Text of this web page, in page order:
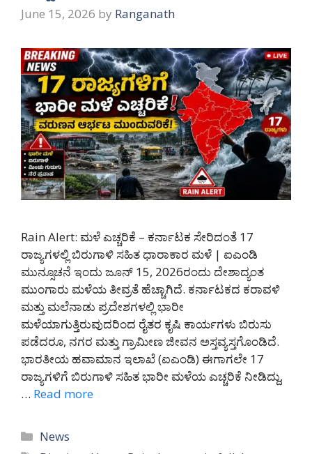
June 15, 2026 by Ranganath
Rain Alert: ಮಳೆ ಎಚ್ಚರಿಕೆ – ಕರ್ನಾಟಕ ಸೇರಿದಂತೆ 17
ರಾಜ್ಯಗಳಲ್ಲಿ ಬಿರುಗಾಳಿ ಸಹಿತ ಧಾರಾಕಾರ ಮಳೆ | ಐಎಂಡಿ
ಮುನ್ಸೂಚನೆ ಇಂದು ಜೂನ್ 15, 2026ರಂದು ದೇಶಾದ್ಯಂತ
ಮುಂಗಾರು ಮಳೆಯ ತೀವ್ರತೆ ಹೆಚ್ಚಾಗಿದೆ. ಕರ್ನಾಟಕದ ಕರಾವಳಿ
ಮತ್ತು ಮಲೆನಾಡು ಪ್ರದೇಶಗಳಲ್ಲಿ ಭಾರೀ
ಮಳೆಯಾಗುತ್ತಿರುವುದರಿಂದ ರೈತರ ಕೃಷಿ ಕಾರ್ಯಗಳು ಬಿರುಸು
ಪಡೆದರೂ, ನಗರ ಮತ್ತು ಗ್ರಾಮೀಣ ಜೀವನ ಅಸ್ತವ್ಯಸ್ತಗೊಂಡಿದೆ.
ಭಾರತೀಯ ಹವಾಮಾನ ಇಲಾಖೆ (ಐಎಂಡಿ) ಈಗಾಗಲೇ 17
ರಾಜ್ಯಗಳಿಗೆ ಬಿರುಗಾಳಿ ಸಹಿತ ಭಾರೀ ಮಳೆಯ ಎಚ್ಚರಿಕೆ ನೀಡಿದ್ದು,
… Read more
Categories
News